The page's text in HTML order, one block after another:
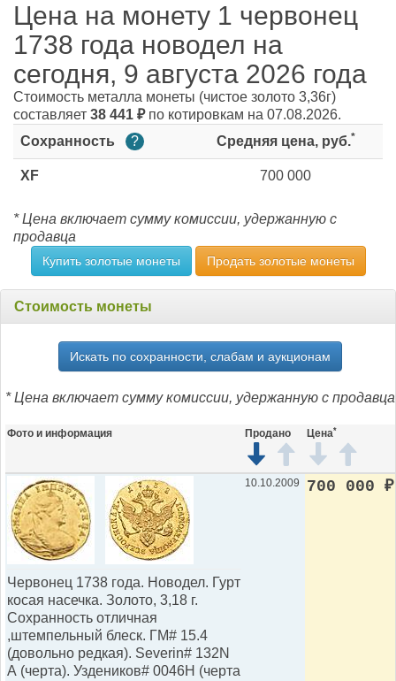
Цена на монету 1 червонец
1738 года новодел на
сегодня, 9 августа 2026 года
Стоимость металла монеты (чистое золото 3,36г)
составляет 38 441 ₽по котировкам на 07.08.2026.
Сохранность
? Средняя цена, руб.*
XF 700 000
* Цена включает сумму комиссии, удержанную с
продавца
Купить золотые монеты Продать золотые монеты
Стоимость монеты
Искать по сохранности, слабам и аукционам
* Цена включает сумму комиссии, удержанную с продавца
Фото и информация Продано Цена*
Червонец 1738 года. Новодел. Гурт
косая насечка. Золото, 3,18 г.
Сохранность отличная
,штемпельный блеск. ГМ# 15.4
(довольно редкая). Severin# 132N
А (черта). Уздеников# 0046Н (черта
10.10.2009 700 000 ₽